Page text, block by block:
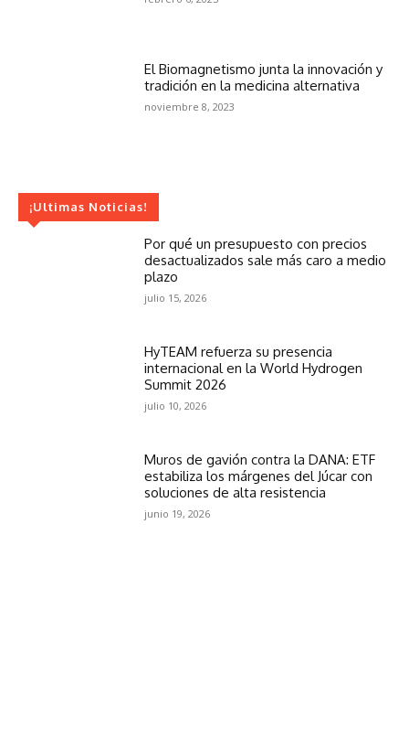
El Biomagnetismo junta la innovación y
tradición en la medicina alternativa
noviembre 8, 2023
¡Ultimas Noticias!
Por qué un presupuesto con precios
desactualizados sale más caro a medio
plazo
julio 15, 2026
HyTEAM refuerza su presencia
internacional en la World Hydrogen
Summit 2026
julio 10, 2026
Muros de gavión contra la DANA: ETF
estabiliza los márgenes del Júcar con
soluciones de alta resistencia
junio 19, 2026